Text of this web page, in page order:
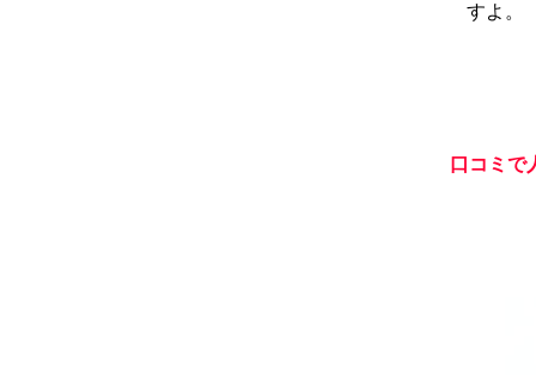
すよ。
口コミで